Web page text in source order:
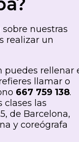
nuestras
realizar un
puedes rellenar
llamar o
667 759 138.
clases las
de Barcelona,
y coreógrafa